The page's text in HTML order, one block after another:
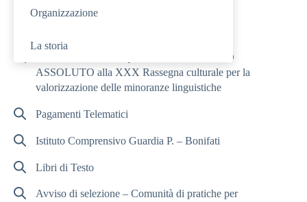
Organizzazione
La storia
La nostra scuola conquista il PRIMO POSTO
ASSOLUTO alla XXX Rassegna culturale per la
valorizzazione delle minoranze linguistiche
Pagamenti Telematici
Istituto Comprensivo Guardia P. – Bonifati
Libri di Testo
Avviso di selezione – Comunità di pratiche per